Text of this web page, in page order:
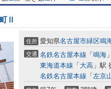
Ⅱ
住所 愛知県名古屋市緑区鳴
交通 名鉄名古屋本線 「 鳴海
東海道本線 「 大高 」駅
名鉄名古屋本線 「 左京